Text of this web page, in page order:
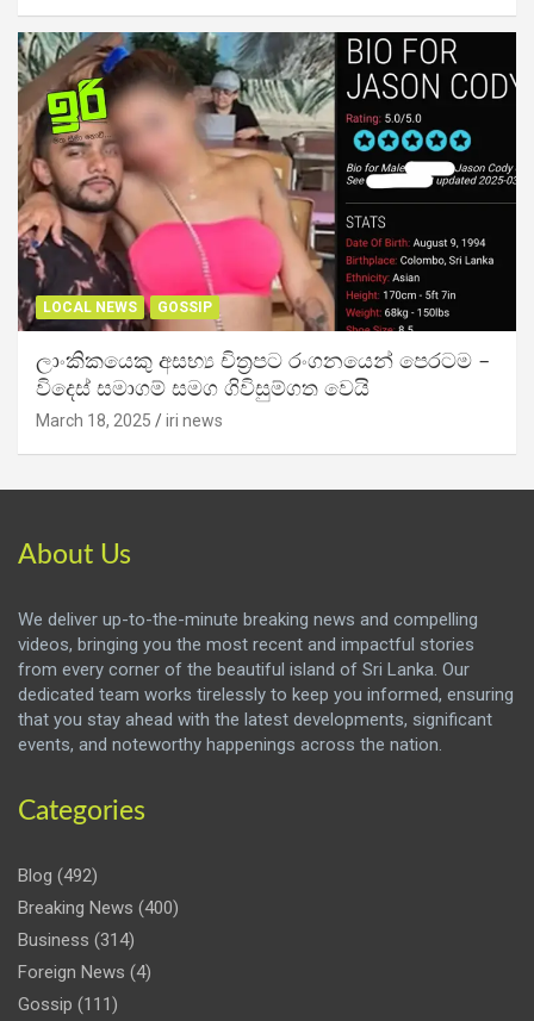
LOCAL NEWS GOSSIP
ලාංකිකයෙකු අසභ්‍ය චිත්‍රපට රංගනයෙන් පෙරටම –
විදෙස් සමාගම් සමග ගිවිසුම්ගත වෙයි
March 18, 2025 iri news
About Us
We deliver up-to-the-minute breaking news and compelling
videos, bringing you the most recent and impactful stories
from every corner of the beautiful island of Sri Lanka. Our
dedicated team works tirelessly to keep you informed, ensuring
that you stay ahead with the latest developments, significant
events, and noteworthy happenings across the nation.
Categories
Blog (492)
Breaking News (400)
Business (314)
Foreign News (4)
Gossip (111)